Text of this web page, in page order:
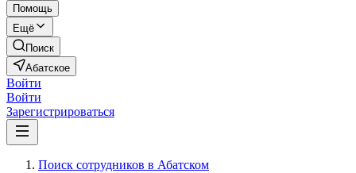
Помощь
Ещё
Поиск
Абатское
Войти
Войти
Зарегистрироваться
Поиск сотрудников в Абатском